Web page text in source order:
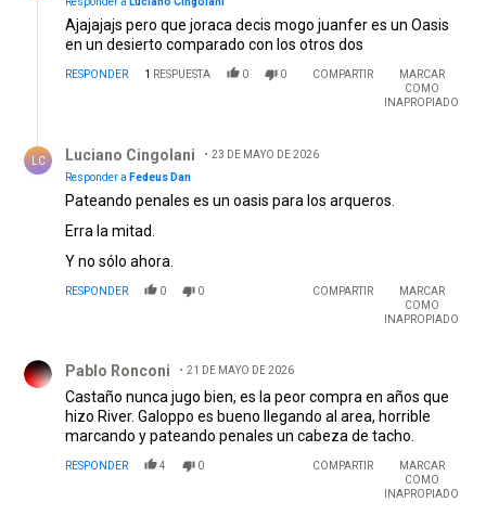
Ajajajajs pero que joraca decis mogo juanfer es un Oasis
en un desierto comparado con los otros dos
RESPONDER 1 RESPUESTA 0 0 COMPARTIR
MARCAR
COMO
INAPROPIADO
LC Luciano Cingolani
23 DE MAYO DE 2026
Responder a Fedeus Dan
Pateando penales es un oasis para los arqueros.
Erra la mitad.
Y no sólo ahora.
RESPONDER 0 0 COMPARTIR
MARCAR
COMO
INAPROPIADO
Pablo Ronconi 21 DE MAYO DE 2026
Castaño nunca jugo bien, es la peor compra en años que
hizo River. Galoppo es bueno llegando al area, horrible
marcando y pateando penales un cabeza de tacho.
RESPONDER 4 0 COMPARTIR
MARCAR
COMO
INAPROPIADO